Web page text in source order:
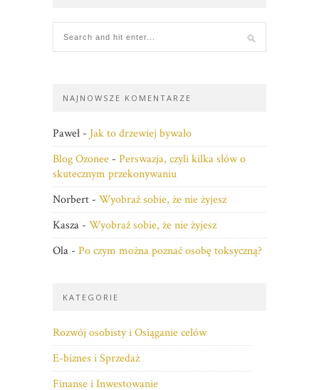
NAJNOWSZE KOMENTARZE
Paweł - Jak to drzewiej bywało
Blog Ozonee - Perswazja, czyli kilka słów o
skutecznym przekonywaniu
Norbert - Wyobraź sobie, że nie żyjesz
Kasza - Wyobraź sobie, że nie żyjesz
Ola - Po czym można poznać osobę toksyczną?
KATEGORIE
Rozwój osobisty i Osiąganie celów
E-biznes i Sprzedaż
Finanse i Inwestowanie